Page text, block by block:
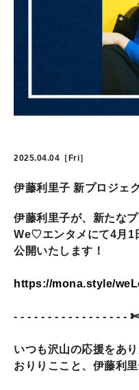
2025.04.04［Fri］
伊藤利里子 新プロジェ
伊藤利里子が、新たな
We♡エンタメにて4月1
公開いたします！
https://mona.style/
- - - - - - - - - - - - - - - - - ✄
いつも沢山の応援をあ
おりりここと、伊藤利里